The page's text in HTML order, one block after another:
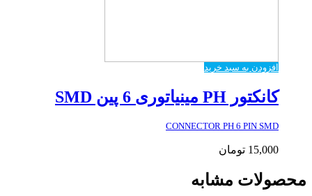
افزودن به سبد خرید
کانکتور PH مینیاتوری 6 پین SMD
CONNECTOR PH 6 PIN SMD
15,000 تومان
محصولات مشابه